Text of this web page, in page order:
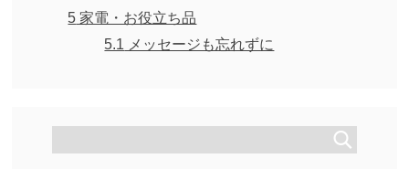
5 家電・お役立ち品
5.1 メッセージも忘れずに